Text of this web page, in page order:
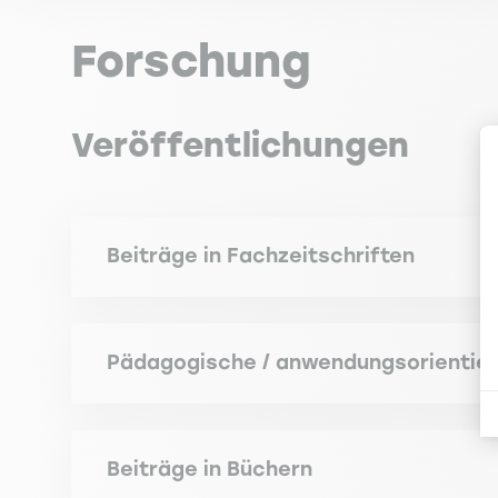
Forschung
Veröffentlichungen
Beiträge in Fachzeitschriften
EBER N. (2025). Finance et genre : Les
cat.2, HCERES cat.A] Impact Factor. 5.9
Pädagogische /
Beiträge in Büchern